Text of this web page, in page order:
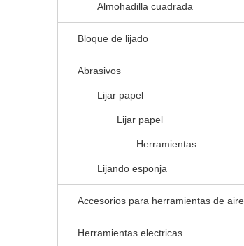
Almohadilla cuadrada
Bloque de lijado
Abrasivos
Lijar papel
Lijar papel
Herramientas
Lijando esponja
Accesorios para herramientas de aire
Herramientas electricas